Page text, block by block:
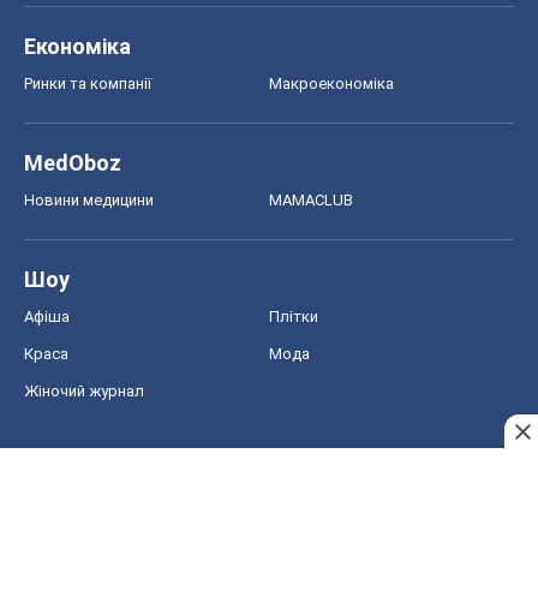
Економіка
Ринки та компанії Макроекономіка
MedOboz
Новини медицини MAMACLUB
Шоу
Афіша Плітки
Краса Мода
Жіночий журнал